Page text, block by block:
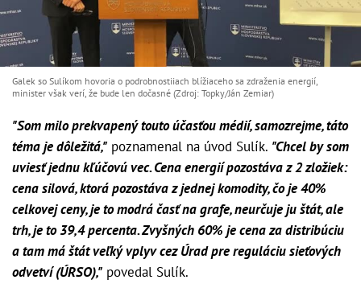
Galek so Sulíkom hovoria o podrobnostiiach blížiaceho sa zdraženia energií,
minister však verí, že bude len dočasné (Zdroj: Topky/Ján Zemiar)
"Som milo prekvapený touto účasťou médií, samozrejme, táto
téma je dôležitá," poznamenal na úvod Sulík. "Chcel by som
uviesť jednu kľúčovú vec. Cena energií pozostáva z 2 zložiek:
cena silová, ktorá pozostáva z jednej komodity, čo je 40%
celkovej ceny, je to modrá časť na grafe, neurčuje ju štát, ale
trh, je to 39,4 percenta. Zvyšných 60% je cena za distribúciu
a tam má štát veľký vplyv cez Úrad pre reguláciu sieťových
odvetví (ÚRSO)," povedal Sulík.